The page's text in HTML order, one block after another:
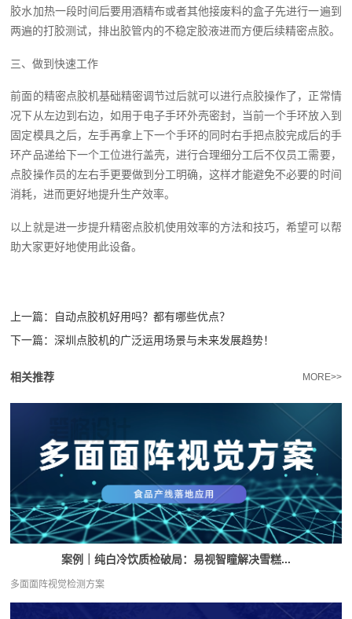
胶水加热一段时间后要用酒精布或者其他接废料的盒子先进行一遍到
两遍的打胶测试，排出胶管内的不稳定胶液进而方便后续精密点胶。
三、做到快速工作
前面的精密点胶机基础精密调节过后就可以进行点胶操作了，正常情
况下从左边到右边，如用于电子手环外壳密封，当前一个手环放入到
固定模具之后，左手再拿上下一个手环的同时右手把点胶完成后的手
环产品递给下一个工位进行盖壳，进行合理细分工后不仅员工需要，
点胶操作员的左右手更要做到分工明确，这样才能避免不必要的时间
消耗，进而更好地提升生产效率。
以上就是进一步提升精密点胶机使用效率的方法和技巧，希望可以帮
助大家更好地使用此设备。
上一篇： 自动点胶机好用吗？都有哪些优点？
下一篇：深圳点胶机的广泛运用场景与未来发展趋势！
相关推荐 MORE>>
案例｜纯白冷饮质检破局：易视智瞳解决雪糕...
多面面阵视觉检测方案